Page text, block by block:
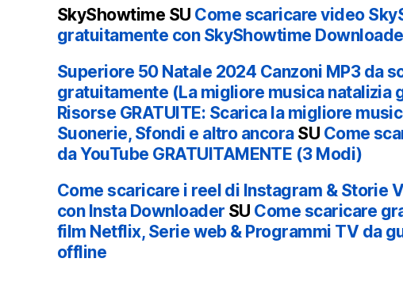
SkyShowtime SU Come scaricare video
gratuitamente con SkyShowtime
Superiore 50 Natale 2024 Canzoni MP3 da
gratuitamente (La migliore musica natalizia
Risorse GRATUITE: Scarica la migliore
Suonerie, Sfondi e altro ancoraSU Come
da YouTube GRATUITAMENTE (3 Modi)
Come scaricare i reel di Instagram & Storie
con Insta Downloader SU Come scaricare
film Netflix, Serie web & Programmi TV da
offline